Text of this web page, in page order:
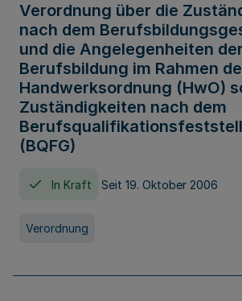
Verordnung über die
nach dem
und die Angelegenheiten der
Berufsbildung im Rahmen
Handwerksordnung (HwO)
Zuständigkeiten nach dem
(BQFG)
In Kraft Seit 19. Oktober 2006
Verordnung